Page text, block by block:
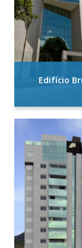
Edifício